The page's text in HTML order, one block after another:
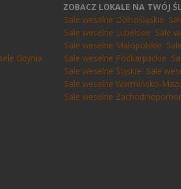
Gdynia
ZOBACZ LOKALE NA TWÓJ
Sale weselne Dolnośląskie
Sale weselne Lubelskie Sale
Sale weselne Małopolskie
Sale weselne Podkarpackie
Sale weselne Śląskie Sale
Sale weselne Warmińsko-
Sale weselne